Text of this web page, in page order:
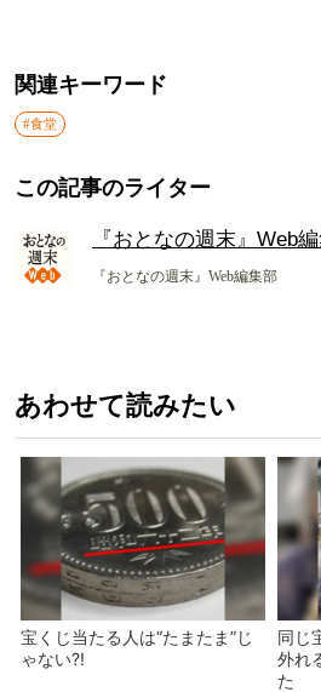
関連キーワード
#食堂
この記事のライター
『おとなの週末』Web
『おとなの週末』Web編集部
あわせて読みたい
宝くじ当たる人は“たまたま”じ
ゃない?!
同じ
外れ
た